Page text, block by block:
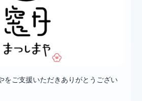
をご支援いただきありがとうござい